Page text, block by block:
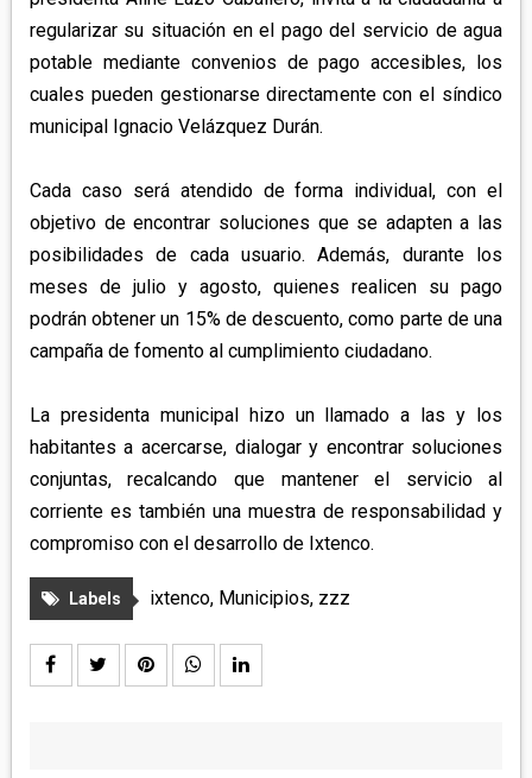
regularizar su situación en el pago del servicio de agua
potable mediante convenios de pago accesibles, los
cuales pueden gestionarse directamente con el síndico
municipal Ignacio Velázquez Durán.
Cada caso será atendido de forma individual, con el
objetivo de encontrar soluciones que se adapten a las
posibilidades de cada usuario. Además, durante los
meses de julio y agosto, quienes realicen su pago
podrán obtener un 15% de descuento, como parte de una
campaña de fomento al cumplimiento ciudadano.
La presidenta municipal hizo un llamado a las y los
habitantes a acercarse, dialogar y encontrar soluciones
conjuntas, recalcando que mantener el servicio al
corriente es también una muestra de responsabilidad y
compromiso con el desarrollo de Ixtenco.
Labels ixtenco, Municipios, zzz